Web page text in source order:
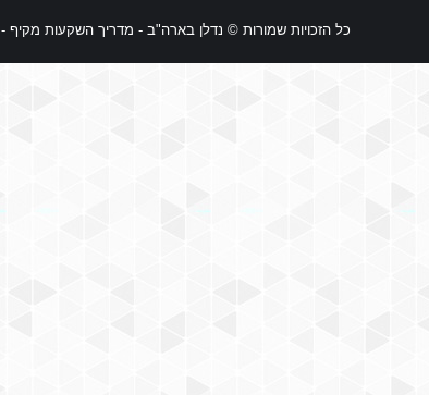
כל הזכויות שמורות © נדלן בארה"ב - מדריך השקעות מקיף -